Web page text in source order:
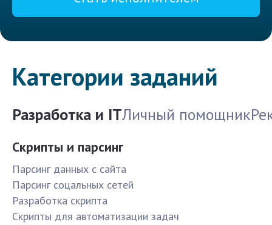
Категории заданий
Разработка и ITЛичный помощник
Скрипты и парсинг
Парсинг данных с сайта
Парсинг соцальных сетей
Разработка скрипта
Скрипты для автоматизации задач